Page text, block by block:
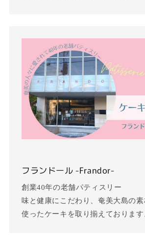
フランドール -Frandor-
創業40年の老舗パティスリー
味と健康にこだわり、奄美大島の
使ったケーキを取り揃えております